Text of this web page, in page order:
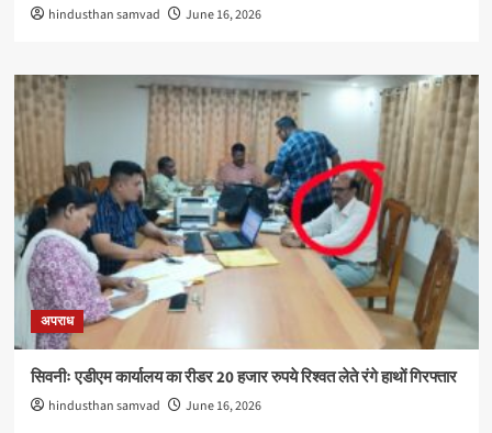
hindusthan samvad June 16, 2026
अपराध
सिवनीः एडीएम कार्यालय का रीडर 20 हजार रुपये रिश्वत लेते रंगे हाथों गिरफ्तार
hindusthan samvad June 16, 2026